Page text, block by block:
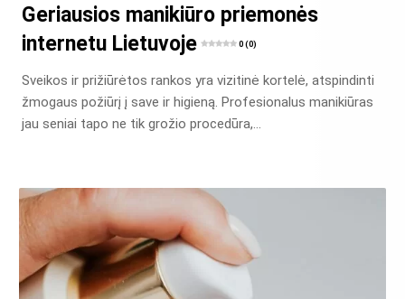
Geriausios manikiūro priemonės
internetu Lietuvoje
0 (0)
Sveikos ir prižiūrėtos rankos yra vizitinė kortelė, atspindinti
žmogaus požiūrį į save ir higieną. Profesionalus manikiūras
jau seniai tapo ne tik grožio procedūra,…